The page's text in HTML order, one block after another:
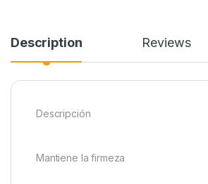
Description Reviews
Descripción
Mantiene la firmeza